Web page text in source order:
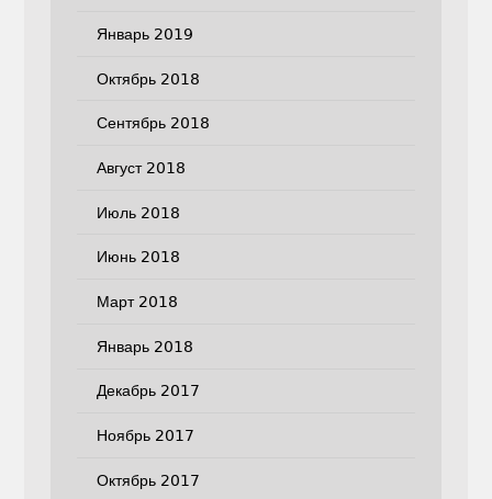
Январь 2019
Октябрь 2018
Сентябрь 2018
Август 2018
Июль 2018
Июнь 2018
Март 2018
Январь 2018
Декабрь 2017
Ноябрь 2017
Октябрь 2017